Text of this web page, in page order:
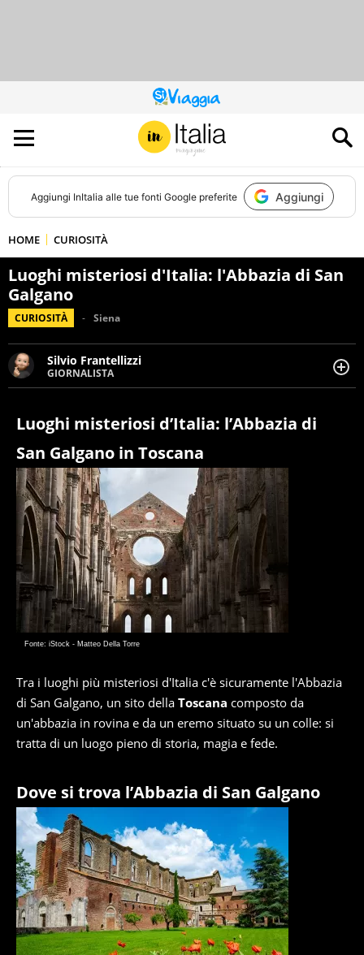
QUESTO
SITO
CONTRIBUISCE
ALL’AUDIENCE
DI
Aggiungi InItalia alle tue fonti Google preferite Aggiungi
HOME CURIOSITÀ
Luoghi misteriosi d'Italia: l'Abbazia di San
Galgano
CURIOSITÀ Siena
Silvio Frantellizzi
GIORNALISTA
Giornalista pubblicista. Da oltre dieci anni si occupa di
cronaca, motori, spettacolo e videogame.
Luoghi misteriosi d’Italia: l’Abbazia di
San Galgano in Toscana
Fonte: iStock - Matteo Della Torre
Tra i luoghi più misteriosi d'Italia c'è sicuramente l'Abbazia
di San Galgano, un sito della Toscana composto da
un'abbazia in rovina e da un eremo situato su un colle: si
tratta di un luogo pieno di storia, magia e fede.
Dove si trova l’Abbazia di San Galgano